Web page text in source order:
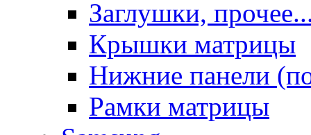
Заглушки,
Крышки матрицы
Нижние панели
Рамки матрицы